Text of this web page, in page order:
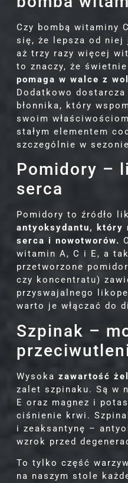
Czy bombą witaminy
się, że lepsza od niej
aż trzy razy więcej
to znaczy, że świetnie
pomaga w walce z
Dodatkowo
błonnika, który
swoim
stałym elementem
szczególnie w
Pomidory –
serca
Pomidory to źródło
antyoksydantu, który
serca i nowotworów.
witamin A, C i E, a
przetworzone
czy koncentratu)
przyswajalnego
warto je włączać do
Szpinak –
Wysoka zawartość
zalet szpinaku. Są w
E oraz magnez i
ciśnienie krwi.
i zeaksantynę –
wzrok przed
To tylko część
na naszym stole